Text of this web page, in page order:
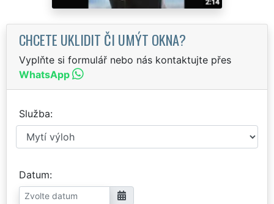
CHCETE UKLIDIT ČI UMÝT OKNA?
Vyplňte si formulář nebo nás kontaktujte přes
WhatsApp
Služba
Datum